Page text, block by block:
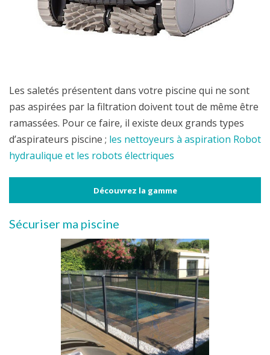
Les saletés présentent dans votre piscine qui ne sont
pas aspirées par la filtration doivent tout de même être
ramassées. Pour ce faire, il existe deux grands types
d’aspirateurs piscine ; les nettoyeurs à aspiration Robot
hydraulique et les robots électriques
Découvrez la gamme
Sécuriser ma piscine